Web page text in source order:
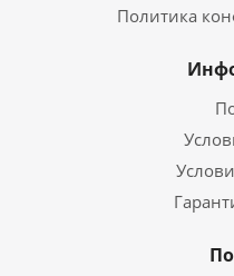
Политика